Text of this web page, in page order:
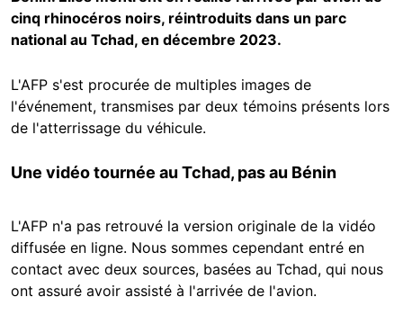
cinq rhinocéros noirs, réintroduits dans un parc
national au Tchad, en décembre 2023.
L'AFP s'est procurée de multiples images de
l'événement, transmises par deux témoins présents lors
de l'atterrissage du véhicule.
Une vidéo tournée au Tchad, pas au Bénin
L'AFP n'a pas retrouvé la version originale de la vidéo
diffusée en ligne. Nous sommes cependant entré en
contact avec deux sources, basées au Tchad, qui nous
ont assuré avoir assisté à l'arrivée de l'avion.